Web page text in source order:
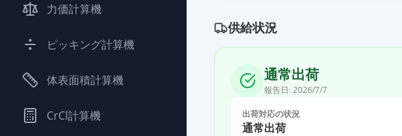
力価計算機
ピッキング計算機
体表面積計算機
CrCl計算機
供給状況
通常出荷
報告日: 2026/7/7
出荷対応の状況
通常出荷